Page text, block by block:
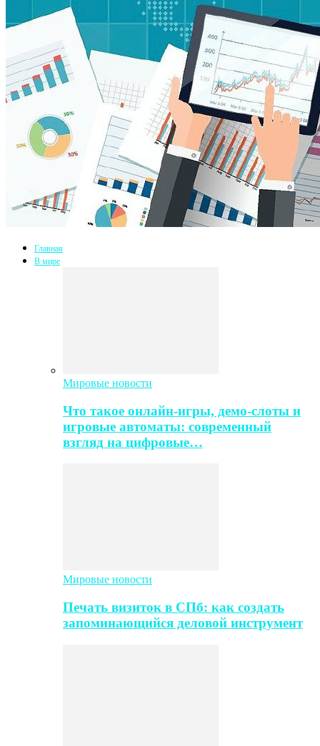
Главная
В мире
Мировые новости
Что такое онлайн-игры, демо-слоты и
игровые автоматы: современный
взгляд на цифровые…
Мировые новости
Печать визиток в СПб: как создать
запоминающийся деловой инструмент